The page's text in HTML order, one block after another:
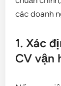
các doanh
1. Xác
CV vận